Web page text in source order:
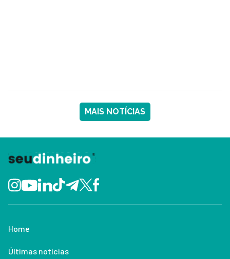
MAIS NOTÍCIAS
Home
Últimas notícias